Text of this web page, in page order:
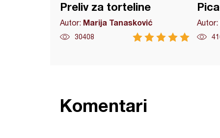
Preliv za torteline
Autor: Marija Tanasković
30408
Autor:
Komentari